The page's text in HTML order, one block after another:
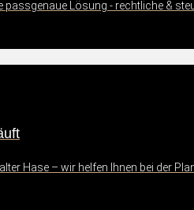
passgenaue Lösung - rechtliche &
Hase – wir helfen Ihnen bei der